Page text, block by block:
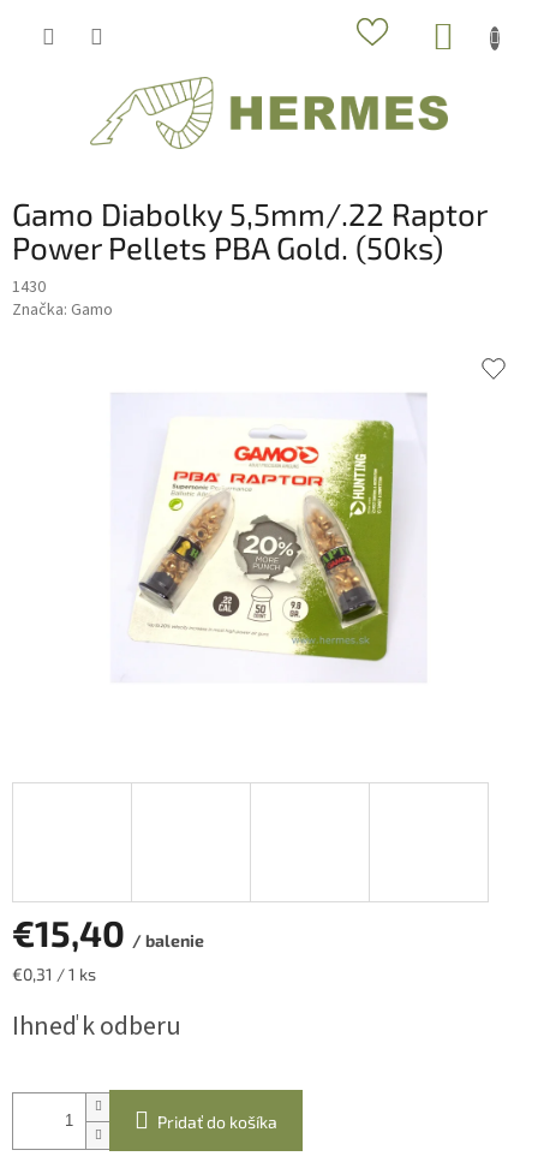
Gamo Diabolky 5,5mm/.22 Raptor
Power Pellets PBA Gold. (50ks)
1430
Značka: Gamo
€15,40 / balenie
Jednotková
€0,31 / 1 ks
Ihneď k odberu
Pridať do košíka